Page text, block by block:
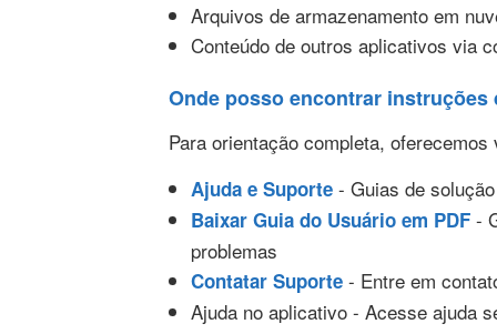
Arquivos de armazenamento em
Conteúdo de outros aplicativos via
Onde posso encontrar
Para orientação completa,
Ajuda e Suporte - Guias de
Baixar Guia do Usuário em PDF -
problemas
Contatar Suporte - Entre em
Ajuda no aplicativo - Acesse ajuda